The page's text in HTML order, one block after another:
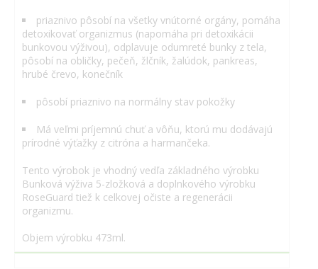
priaznivo pôsobí na všetky vnútorné orgány, pomáha
detoxikovať organizmus (napomáha pri detoxikácii
bunkovou výživou), odplavuje odumreté bunky z tela,
pôsobí na obličky, pečeň, žlčník, žalúdok, pankreas,
hrubé črevo, konečník
pôsobí priaznivo na normálny stav pokožky
Má veľmi príjemnú chuť a vôňu, ktorú mu dodávajú
prírodné výťažky z citróna a harmančeka.
Tento výrobok je vhodný vedľa základného výrobku
Bunková výživa 5-zložková a doplnkového výrobku
RoseGuard tiež k celkovej očiste a regenerácii
organizmu.
Objem výrobku 473ml.